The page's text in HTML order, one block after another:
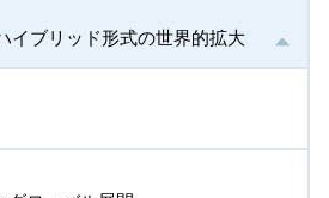
イブリッド形式の世界的拡大